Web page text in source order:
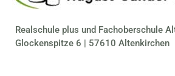
Realschule plus und Fachoberschule
Glockenspitze 6 | 57610 Altenkirchen